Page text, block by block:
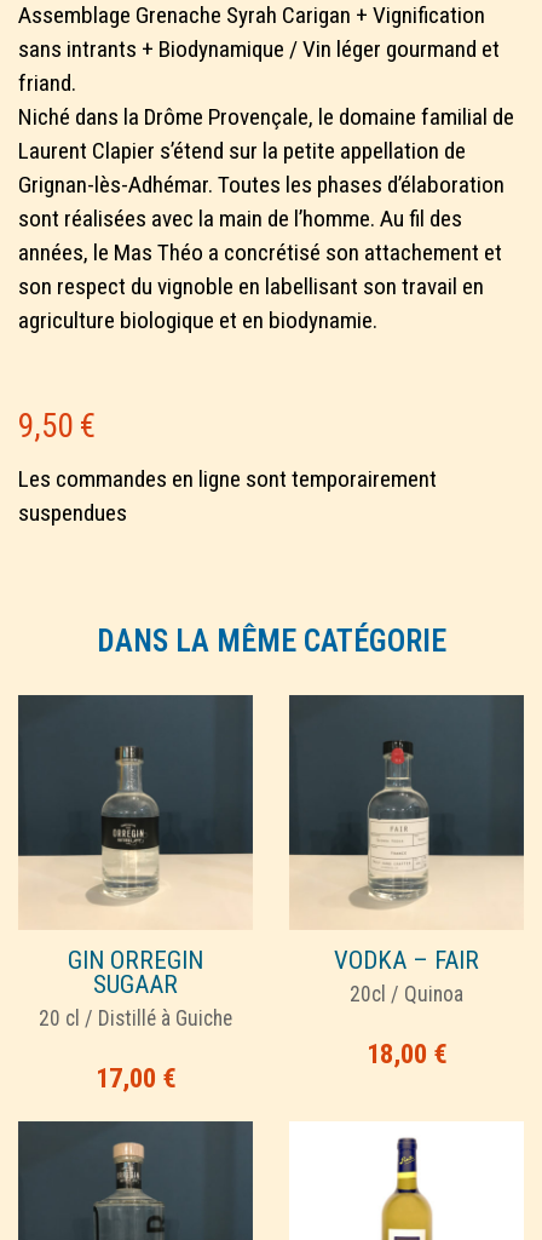
Assemblage Grenache Syrah Carigan + Vignification
sans intrants + Biodynamique / Vin léger gourmand et
friand.
Niché dans la Drôme Provençale, le domaine familial de
Laurent Clapier s’étend sur la petite appellation de
Grignan-lès-Adhémar. Toutes les phases d’élaboration
sont réalisées avec la main de l’homme. Au fil des
années, le Mas Théo a concrétisé son attachement et
son respect du vignoble en labellisant son travail en
agriculture biologique et en biodynamie.
9,50 €
Les commandes en ligne sont temporairement
suspendues
DANS LA MÊME CATÉGORIE
GIN ORREGIN
SUGAAR
20 cl / Distillé à Guiche
17,00 €
VODKA – FAIR
20cl / Quinoa
18,00 €